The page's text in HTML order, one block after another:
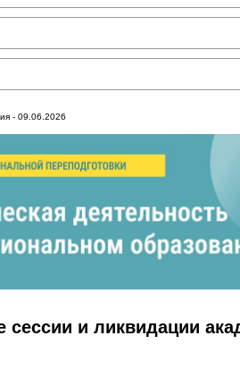
- 09.06.2026
сессии и ликвидации